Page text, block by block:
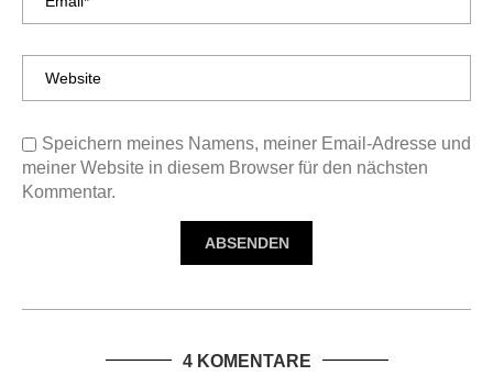
Speichern meines Namens, meiner Email-Adresse und
meiner Website in diesem Browser für den nächsten
Kommentar.
4 KOMENTARE